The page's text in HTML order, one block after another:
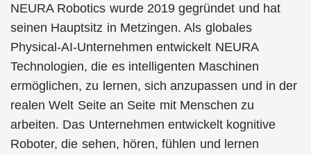
NEURA Robotics wurde 2019 gegründet und hat
seinen Hauptsitz in Metzingen. Als globales
Physical-AI-Unternehmen entwickelt NEURA
Technologien, die es intelligenten Maschinen
ermöglichen, zu lernen, sich anzupassen und in der
realen Welt Seite an Seite mit Menschen zu
arbeiten. Das Unternehmen entwickelt kognitive
Roboter, die sehen, hören, fühlen und lernen